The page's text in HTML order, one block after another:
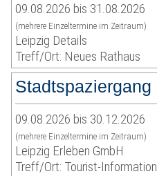
09.08.2026 bis 31.08.2026
(mehrere Einzeltermine im Zeitraum)
Leipzig Details
Treff/Ort: Neues Rathaus
Stadtspaziergang
09.08.2026 bis 30.12.2026
(mehrere Einzeltermine im Zeitraum)
Leipzig Erleben GmbH
Treff/Ort: Tourist-Information